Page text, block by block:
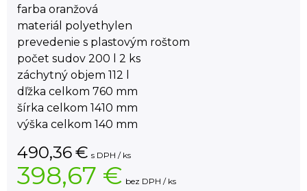
farba oranžová
materiál polyethylen
prevedenie s plastovým roštom
počet sudov 200 l 2 ks
záchytný objem 112 l
dľžka celkom 760 mm
šírka celkom 1410 mm
výška celkom 140 mm
490,36€ s DPH / ks
398,67 € bez DPH / ks